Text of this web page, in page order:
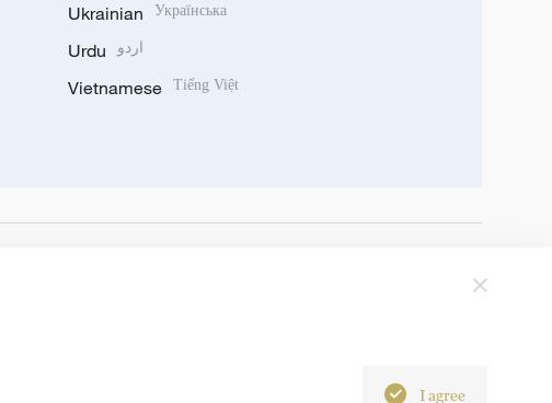
Ukrainian Українська
Urdu اردو
Vietnamese Tiếng Việt
I agree